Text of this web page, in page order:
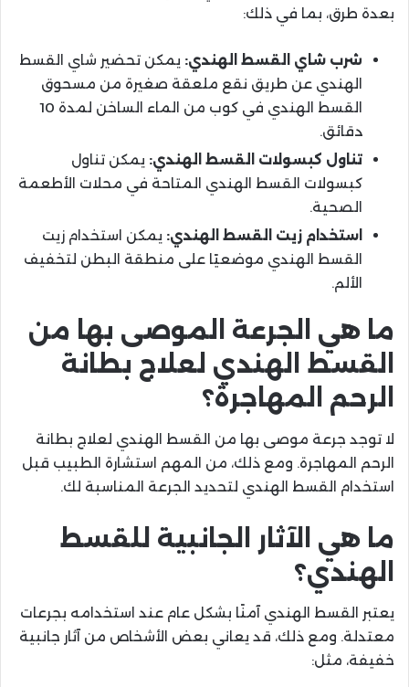
بعدة طرق، بما في ذلك:
شرب شاي القسط الهندي: يمكن تحضير شاي القسط
الهندي عن طريق نقع ملعقة صغيرة من مسحوق
القسط الهندي في كوب من الماء الساخن لمدة 10
دقائق.
تناول كبسولات القسط الهندي: يمكن تناول
كبسولات القسط الهندي المتاحة في محلات الأطعمة
الصحية.
استخدام زيت القسط الهندي: يمكن استخدام زيت
القسط الهندي موضعيًا على منطقة البطن لتخفيف
الألم.
ما هي الجرعة الموصى بها من
القسط الهندي لعلاج بطانة
الرحم المهاجرة؟
لا توجد جرعة موصى بها من القسط الهندي لعلاج بطانة
الرحم المهاجرة. ومع ذلك، من المهم استشارة الطبيب قبل
استخدام القسط الهندي لتحديد الجرعة المناسبة لك.
ما هي الآثار الجانبية للقسط
الهندي؟
يعتبر القسط الهندي آمنًا بشكل عام عند استخدامه بجرعات
معتدلة. ومع ذلك، قد يعاني بعض الأشخاص من آثار جانبية
خفيفة، مثل: